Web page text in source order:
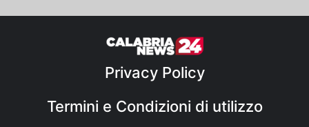
Privacy Policy
Termini e Condizioni di utilizzo